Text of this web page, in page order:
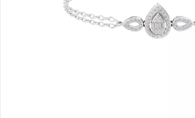
Bilaguzuklar